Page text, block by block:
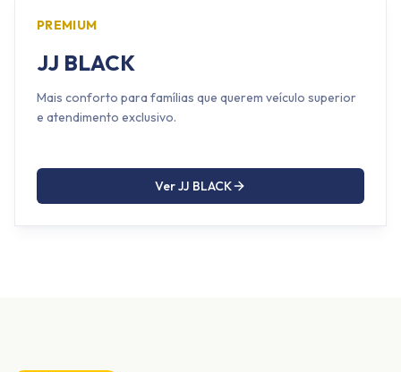
PREMIUM
JJ BLACK
Mais conforto para famílias que querem veículo superior
e atendimento exclusivo.
Ver JJ BLACK